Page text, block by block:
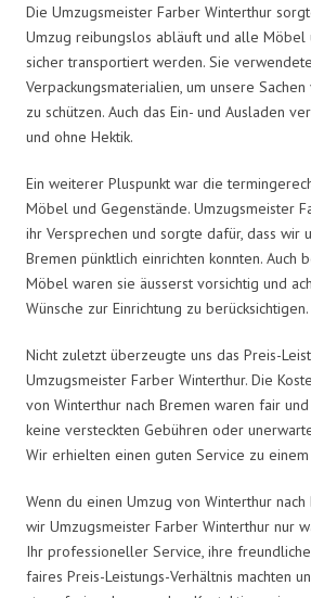
Die Umzugsmeister Farber Winterthur
Umzug reibungslos abläuft und alle Möbel
sicher transportiert werden. Sie
Verpackungsmaterialien, um unsere
zu schützen. Auch das Ein- und Ausladen
und ohne Hektik.
Ein weiterer Pluspunkt war die
Möbel und Gegenstände. Umzugsmeister
ihr Versprechen und sorgte dafür, dass wir
Bremen pünktlich einrichten konnten. Auch
Möbel waren sie äusserst vorsichtig und
Wünsche zur Einrichtung zu berücksichtigen.
Nicht zuletzt überzeugte uns das Preis-
Umzugsmeister Farber Winterthur. Die
von Winterthur nach Bremen waren fair
keine versteckten Gebühren oder
Wir erhielten einen guten Service zu
Wenn du einen Umzug von Winterthur
wir Umzugsmeister Farber Winterthur nur
Ihr professioneller Service, ihre
faires Preis-Leistungs-Verhältnis machten